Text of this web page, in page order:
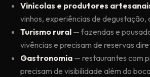
Vinícolas e produtores
vinhos, experiências de
Turismo rural — fazendas e
vivências e precisam de reservas
Gastronomia — restaurantes com
precisam de visibilidade além do